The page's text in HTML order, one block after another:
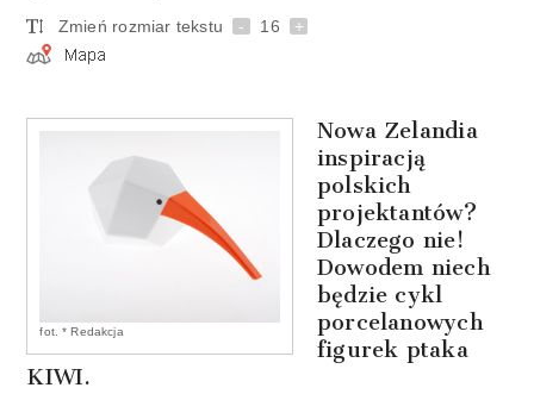
Zmień rozmiar tekstu - 16 +
fot. * Redakcja
Nowa Zelandia
inspiracją
polskich
projektantów?
Dlaczego nie!
Dowodem niech
będzie cykl
porcelanowych
figurek ptaka
KIWI.